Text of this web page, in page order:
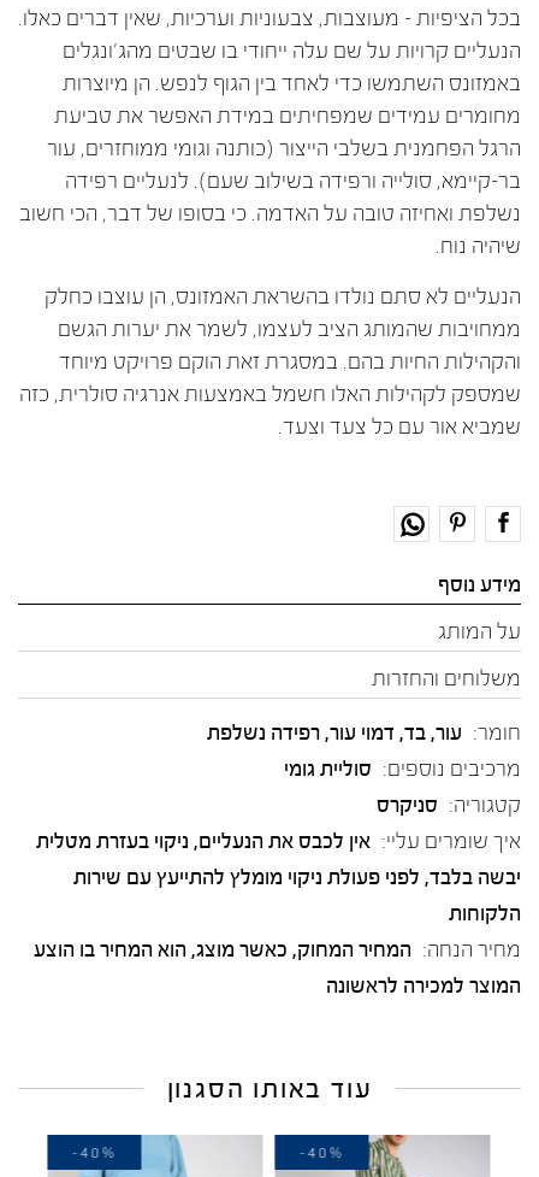
בכל הציפיות – מעוצבות, צבעוניות וערכיות, שאין דברים כאלו.
הנעליים קרויות על שם עלה ייחודי בו שבטים מהג'ונגלים
באמזונס השתמשו כדי לאחד בין הגוף לנפש. הן מיוצרות
מחומרים עמידים שמפחיתים במידת האפשר את טביעת
הרגל הפחמנית בשלבי הייצור (כותנה וגומי ממוחזרים, עור
בר-קיימא, סולייה ורפידה בשילוב שעם). לנעליים רפידה
נשלפת ואחיזה טובה על האדמה. כי בסופו של דבר, הכי חשוב
שיהיה נוח.
הנעליים לא סתם נולדו בהשראת האמזונס, הן עוצבו כחלק
ממחויבות שהמותג הציב לעצמו, לשמר את יערות הגשם
והקהילות החיות בהם. במסגרת זאת הוקם פרויקט מיוחד
שמספק לקהילות האלו חשמל באמצעות אנרגיה סולרית, כזה
שמביא אור עם כל צעד וצעד.
מידע נוסף
על המותג
משלוחים והחזרות
חומר: עור, בד, דמוי עור, רפידה נשלפת
מרכיבים נוספים: סוליית גומי
קטגוריה: סניקרס
איך שומרים עליי: אין לכבס את הנעליים, ניקוי בעזרת מטלית
יבשה בלבד, לפני פעולת ניקוי מומלץ להתייעץ עם שירות
הלקוחות
מחיר הנחה: המחיר המחוק, כאשר מוצג, הוא המחיר בו הוצע
המוצר למכירה לראשונה
עוד באותו הסגנון
-40%
-40%